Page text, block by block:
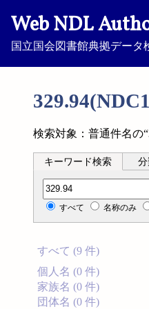
Web NDL
国立国会図書館典拠データ
検索対象：普通件名の
キーワード検索
分類記号検索
すべて 名称のみ
すべて (9 件)
個人名 (0 件)
家族名 (0 件)
団体名 (0 件)